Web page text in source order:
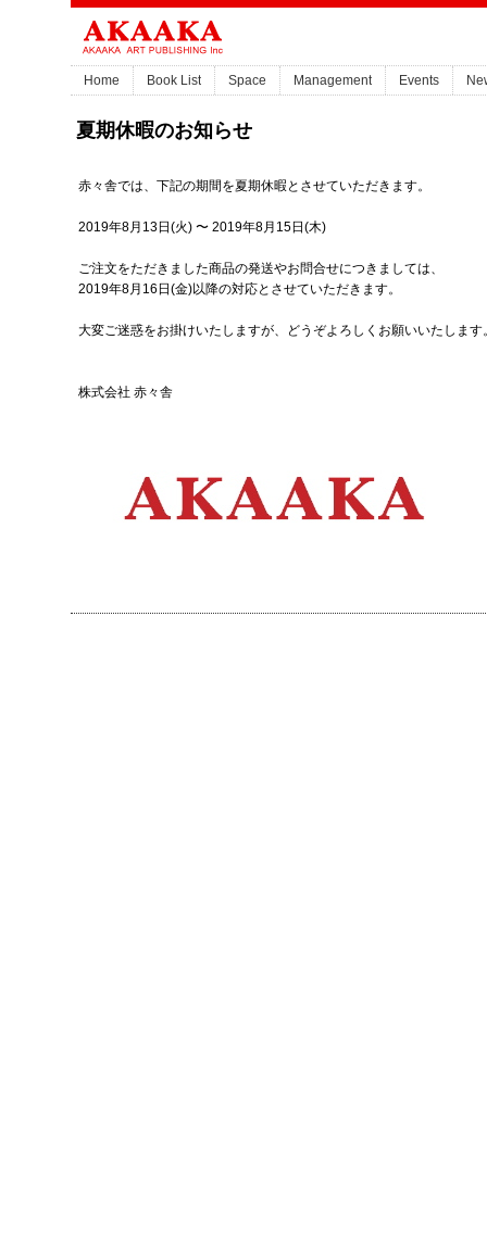
Home Book List Space Management Events
夏期休暇のお知らせ
赤々舎では、下記の期間を夏期休暇とさせていただきます。
2019年8月13日(火) 〜 2019年8月15日(木)
ご注文をただきました商品の発送やお問合せにつきましては、
2019年8月16日(金)以降の対応とさせていただきます。
大変ご迷惑をお掛けいたしますが、どうぞよろしくお願いいたします
株式会社 赤々舎